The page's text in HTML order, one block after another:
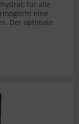
für alle
eine
Der optimale